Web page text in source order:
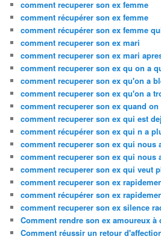
comment recuperer son ex femme
comment récupérer son ex femme
comment récupérer son ex femme
comment recuperer son ex mari
comment recuperer son ex mari
comment recuperer son ex qu on a
comment recuperer son ex qu'on a
comment recuperer son ex qu'on a
comment recuperer son ex quand on
comment recuperer son ex qui est
comment récupérer son ex qui n a
comment recuperer son ex qui nous
comment recuperer son ex qui nous
comment recuperer son ex qui veut
comment recuperer son ex
comment récupérer son ex
comment recuperer son ex silence
Comment rendre son ex amoureux à
Comment réussir un retour